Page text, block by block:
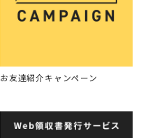
お友達紹介キャンペーン